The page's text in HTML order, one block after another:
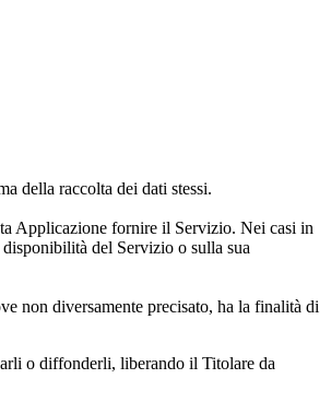
della raccolta dei dati stessi.
Applicazione fornire il Servizio. Nei casi in
del Servizio o sulla sua
non diversamente precisato, ha la finalità di
o diffonderli, liberando il Titolare da